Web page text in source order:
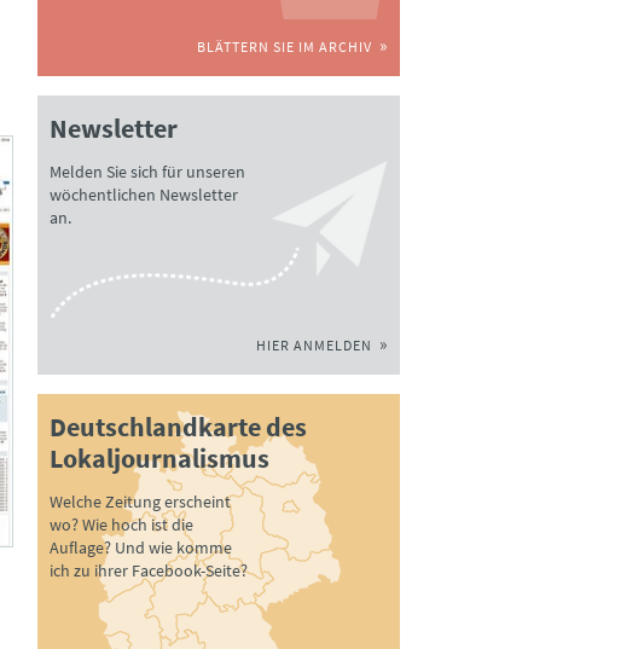
BLÄTTERN SIE IM ARCHIV
Newsletter
Melden Sie sich für unseren
wöchentlichen Newsletter
an.
HIER ANMELDEN
Deutschlandkarte des
Lokaljournalismus
Welche Zeitung erscheint
wo? Wie hoch ist die
Auflage? Und wie komme
ich zu ihrer Facebook-Seite?